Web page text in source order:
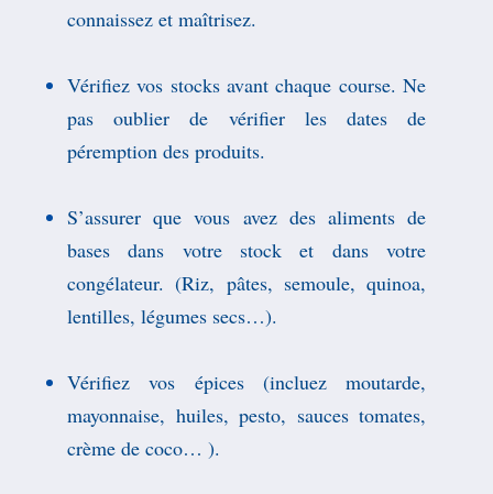
connaissez et maîtrisez.
Vérifiez vos stocks avant chaque course. Ne
pas oublier de vérifier les dates de
péremption des produits.
S’assurer que vous avez des aliments de
bases dans votre stock et dans votre
congélateur. (Riz, pâtes, semoule, quinoa,
lentilles, légumes secs…).
Vérifiez vos épices (incluez moutarde,
mayonnaise, huiles, pesto, sauces tomates,
crème de coco… ).